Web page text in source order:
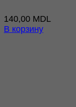
140,00 MDL
В корзину